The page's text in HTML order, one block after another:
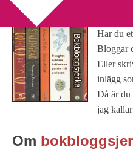
2016-05-20by
Har du
Bloggar
Eller
inlägg
Då är du
jag
Om